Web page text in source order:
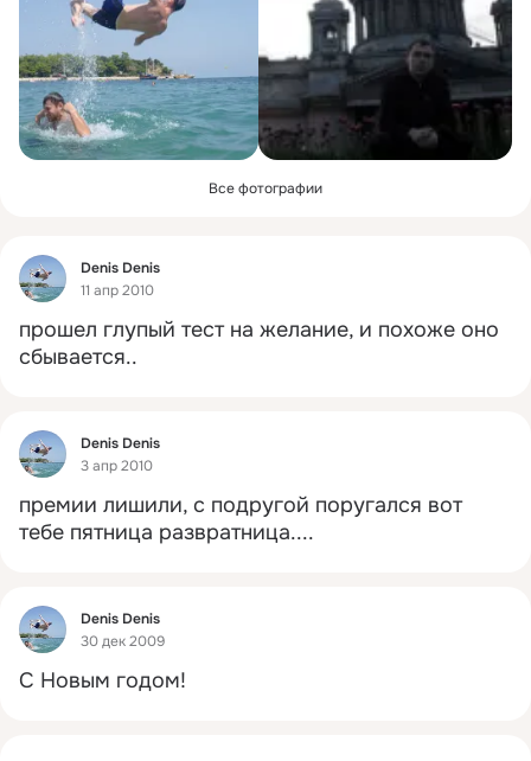
Все фотографии
Фид
Denis Denis
11 апр 2010
прошел глупый тест на желание, и похоже оно
сбывается..
Фид
Denis Denis
3 апр 2010
премии лишили, с подругой поругался вот
тебе пятница развратница....
Фид
Denis Denis
30 дек 2009
С Новым годом!